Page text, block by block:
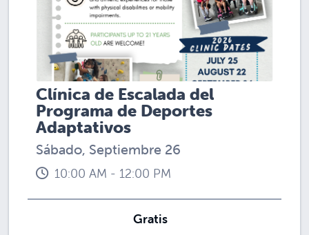
Clínica de Escalada del
Programa de Deportes
Adaptativos
Sábado, Septiembre 26
10:00 AM - 12:00 PM
Gratis